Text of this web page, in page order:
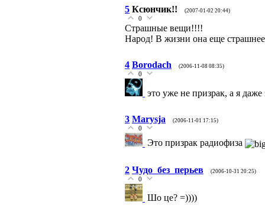
5 Ксюнчик!! (2007-01-02 20:44)
0
Страшные вещи!!!!
Народ! В жизни она еще
4 Borodach (2006-11-08 08:35)
0
это уже не призрак, а я даже
3 Marysja (2006-11-01 17:15)
0
Это призрак радиофиза
2 Чудо_без_перьев (2006-10-31 20:25)
0
Шо це? =))))